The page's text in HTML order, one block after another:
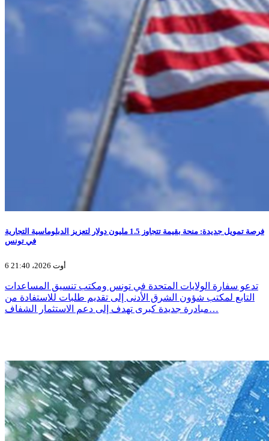
فرصة تمويل جديدة: منحة بقيمة تتجاوز 1.5 مليون دولار لتعزيز الدبلوماسية التجارية
في تونس
6 أوت 2026، 21:40
تدعو سفارة الولايات المتحدة في تونس ومكتب تنسيق المساعدات
التابع لمكتب شؤون الشرق الأدنى إلى تقديم طلبات للاستفادة من
مبادرة جديدة كبرى تهدف إلى دعم الاستثمار الشفاف…